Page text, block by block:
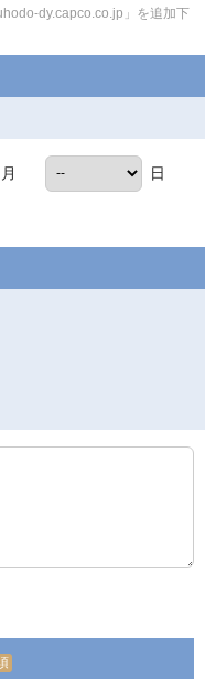
dy.capco.co.jp」を追加下
月 日